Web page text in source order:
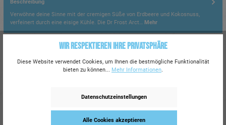
Beschreibung
Verwöhne deine Sinne mit der cremigen Süße von Erdbeere und Kokosnuss,
verfeinert durch eine eisige Kühle. Die Dr Frost Arct… Mehr
CLP-/REACH-Hinweise
Bitte beachten Sie die Gefahrenhinweise zu diesem Artikel.Mehr dazu.
Wir respektieren Ihre Privatsphäre
Diese Website verwendet Cookies, um Ihnen die bestmögliche Funktionalität
bieten zu können... Mehr Informationen.
Datenschutzeinstellungen
Alle Cookies akzeptieren